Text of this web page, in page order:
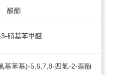
酸酯
硝基苯甲醚
基苯基)-5,6,7,8-四氢-2-萘酚